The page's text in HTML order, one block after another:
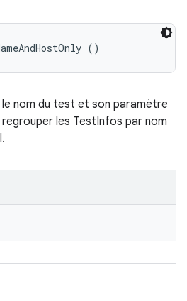
()
nom du test et son paramètre
les TestInfos par nom